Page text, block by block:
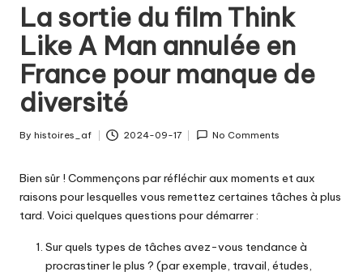
La sortie du film Think
Like A Man annulée en
France pour manque de
diversité
Posted
By histoires_af 2024-09-17 No Comments
Bien sûr ! Commençons par réfléchir aux moments et aux
raisons pour lesquelles vous remettez certaines tâches à plus
tard. Voici quelques questions pour démarrer :
Sur quels types de tâches avez-vous tendance à
procrastiner le plus ? (par exemple, travail, études,